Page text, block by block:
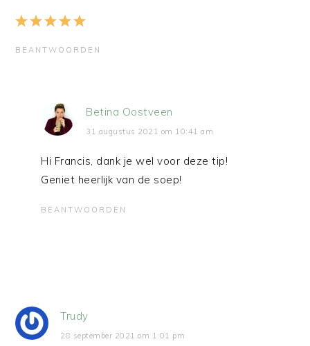
BEANTWOORDEN
Betina Oostveen
31 augustus 2021 om 10:41 am
Hi Francis, dank je wel voor deze tip!
Geniet heerlijk van de soep!
BEANTWOORDEN
Trudy
28 september 2021 om 1:01 pm